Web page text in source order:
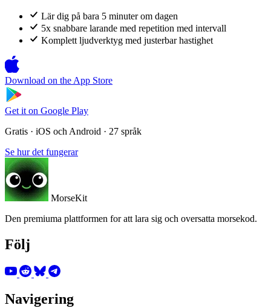
Lär dig på bara 5 minuter om dagen
5x snabbare larande med repetition med intervall
Komplett ljudverktyg med justerbar hastighet
Download on the App Store
Get it on Google Play
Gratis · iOS och Android · 27 språk
Se hur det fungerar
MorseKit
Den premiuma plattformen for att lara sig och oversatta morsekod.
Följ
Navigering